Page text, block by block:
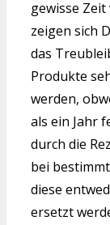
gewisse
zeigen sich
das
Produkte
werden,
als ein Jahr
durch die
bei
diese
ersetzt